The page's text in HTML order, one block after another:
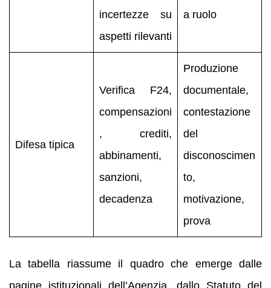
incertezze su
aspetti rilevanti
a ruolo
Difesa tipica
Verifica F24,
compensazioni
, crediti,
abbinamenti,
sanzioni,
decadenza
Produzione
documentale,
contestazione
del
disconoscimen
to,
motivazione,
prova
La tabella riassume il quadro che emerge dalle
pagine istituzionali dell’Agenzia, dallo Statuto del